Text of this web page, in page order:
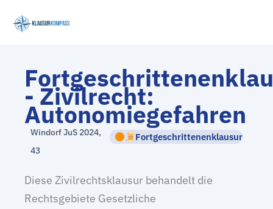
Inhalt
- Zivilrecht:
Autonomiegefahren
Windorf JuS 2024,
43
Fortgeschrittenenklausur
Diese Zivilrechtsklausur behandelt die
Rechtsgebiete Gesetzliche